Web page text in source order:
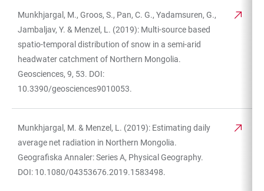
Munkhjargal, M., Groos, S., Pan, C. G., Yadamsuren, G.,
Jambaljav, Y. & Menzel, L. (2019): Multi-source based
spatio-temporal distribution of snow in a semi-arid
headwater catchment of Northern Mongolia.
Geosciences, 9, 53. DOI:
10.3390/geosciences9010053.
Munkhjargal, M. & Menzel, L. (2019): Estimating daily
average net radiation in Northern Mongolia.
Geografiska Annaler: Series A, Physical Geography.
DOI: 10.1080/04353676.2019.1583498.